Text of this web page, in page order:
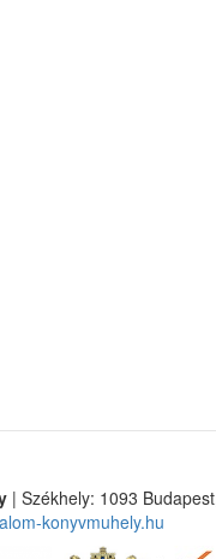
| Székhely: 1093
konyvmuhely.hu